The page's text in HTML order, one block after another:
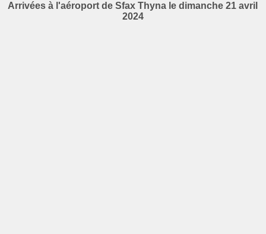
Arrivées à l'aéroport de Sfax Thyna le dimanche 21 avril
2024